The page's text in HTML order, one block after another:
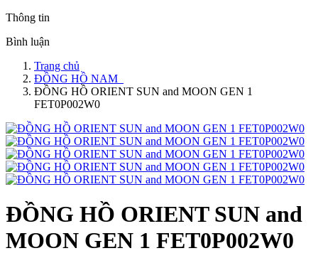
Thông tin
Bình luận
Trang chủ
ĐỒNG HỒ NAM
ĐỒNG HỒ ORIENT SUN and MOON GEN 1
FET0P002W0
ĐỒNG HỒ ORIENT SUN and
MOON GEN 1 FET0P002W0